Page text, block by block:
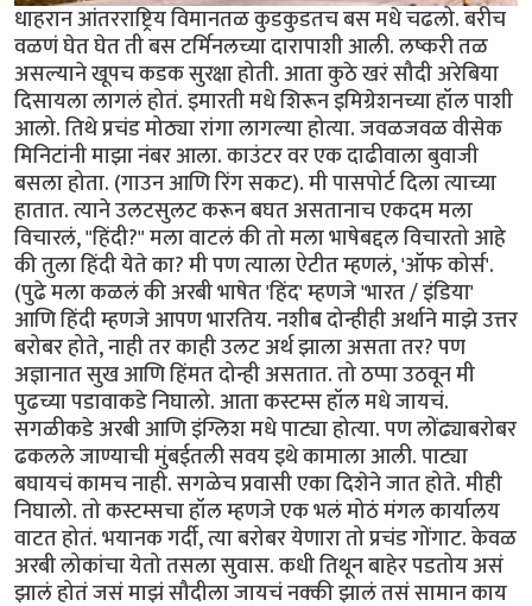
धाहरान आंतरराष्ट्रिय विमानतळ कुडकुडतच बस मधे चढलो. बरीच
वळणं घेत घेत ती बस टर्मिनलच्या दारापाशी आली. लष्करी तळ
असल्याने खूपच कडक सुरक्षा होती. आता कुठे खरं सौदी अरेबिया
दिसायला लागलं होतं. इमारती मधे शिरून इमिग्रेशनच्या हॉल पाशी
आलो. तिथे प्रचंड मोठ्या रांगा लागल्या होत्या. जवळजवळ वीसेक
मिनिटांनी माझा नंबर आला. काउंटर वर एक दाढीवाला बुवाजी
बसला होता. (गाउन आणि रिंग सकट). मी पासपोर्ट दिला त्याच्या
हातात. त्याने उलटसुलट करून बघत असतानाच एकदम मला
विचारलं, "हिंदी?" मला वाटलं की तो मला भाषेबद्दल विचारतो आहे
की तुला हिंदी येते का? मी पण त्याला ऐटीत म्हणलं, 'ऑफ कोर्स'.
(पुढे मला कळलं की अरबी भाषेत 'हिंद' म्हणजे 'भारत / इंडिया'
आणि हिंदी म्हणजे आपण भारतिय. नशीब दोन्हीही अर्थाने माझे उत्तर
बरोबर होते, नाही तर काही उलट अर्थ झाला असता तर? पण
अज्ञानात सुख आणि हिंमत दोन्ही असतात. तो ठप्पा उठवून मी
पुढच्या पडावाकडे निघालो. आता कस्टम्स हॉल मधे जायचं.
सगळीकडे अरबी आणि इंग्लिश मधे पाट्या होत्या. पण लोंढ्याबरोबर
ढकलले जाण्याची मुंबईतली सवय इथे कामाला आली. पाट्या
बघायचं कामच नाही. सगळेच प्रवासी एका दिशेने जात होते. मीही
निघालो. तो कस्टम्सचा हॉल म्हणजे एक भलं मोठं मंगल कार्यालय
वाटत होतं. भयानक गर्दी, त्या बरोबर येणारा तो प्रचंड गोंगाट. केवळ
अरबी लोकांचा येतो तसला सुवास. कधी तिथून बाहेर पडतोय असं
झालं होतं जसं माझं सौदीला जायचं नक्की झालं तसं सामान काय